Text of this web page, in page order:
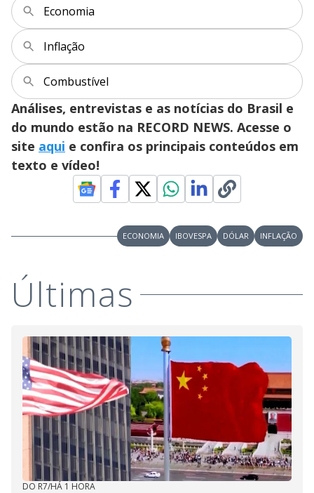
Economia
Inflação
Combustível
Análises, entrevistas e as notícias do Brasil e
do mundo estão na RECORD NEWS. Acesse o
site aqui e confira os principais conteúdos em
texto e vídeo!
ECONOMIA IBOVESPA DÓLAR INFLAÇÃO
Últimas
DO R7/HÁ 1 HORA